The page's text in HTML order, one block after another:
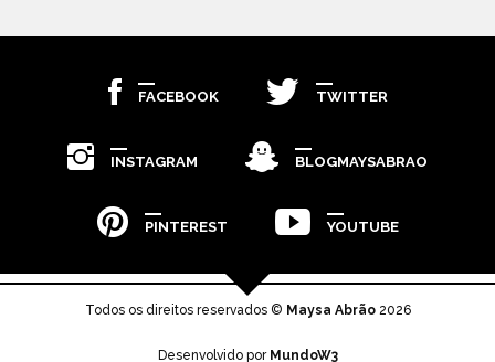
FACEBOOK TWITTER
INSTAGRAM BLOGMAYSABRAO
PINTEREST YOUTUBE
Todos os direitos reservados © Maysa Abrão 2026
Desenvolvido por MundoW3